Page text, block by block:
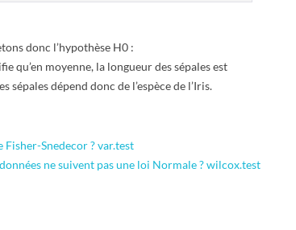
donc l’hypothèse H0 :
qu’en moyenne, la longueur des sépales est
dépend donc de l’espèce de l’Iris.
Snedecor ? var.test
ne suivent pas une loi Normale ? wilcox.test